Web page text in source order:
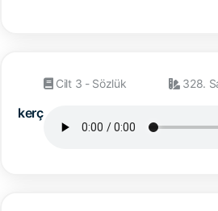
kerç
Cilt 3 - Sözlük 328.